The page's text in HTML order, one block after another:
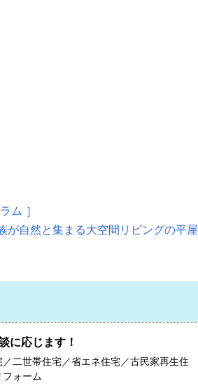
ム ］
が自然と集まる大空間リビングの平屋
に応じます！
／二世帯住宅／省エネ住宅／古民家再生住
ォーム